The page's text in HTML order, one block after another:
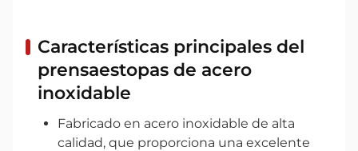
Características principales del
prensaestopas de acero
inoxidable
Fabricado en acero inoxidable de alta
calidad, que proporciona una excelente